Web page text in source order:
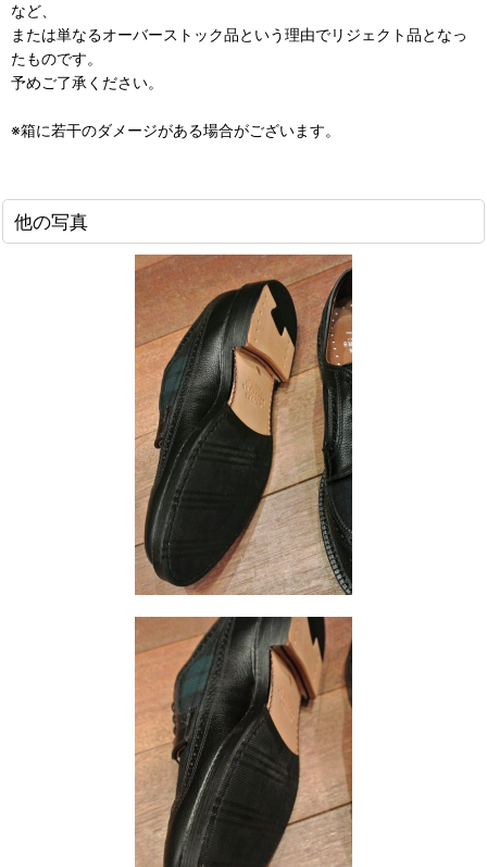
など、
または単なるオーバーストック品という理由でリジェクト品となっ
たものです。
予めご了承ください。
※箱に若干のダメージがある場合がございます。
他の写真